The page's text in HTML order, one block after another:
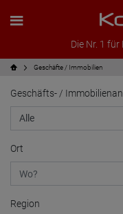
Die Nr. 1
Geschäfte / Immobilien
Geschäfts- /
Ort
Region